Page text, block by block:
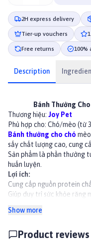
2H express delivery
Tier-up vouchers
Free returns 100%
Description
Bánh Thưởng
Thương hiệu: Joy Pet
Phù hợp cho: Chó/mèo (từ
Bánh thưởng cho chó
sấy chất lượng cao, cung
Sản phẩm là phần thưởng
huấn luyện.
Lợi ích:
Cung cấp nguồn protein
Giúp duy trì sức khỏe răng
Là một phần thưởng tuyệt
Thành phần
Show more
Product reviews